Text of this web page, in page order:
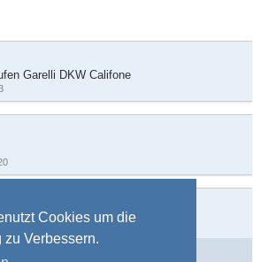
Cookies um die
zu Verbessern.
Garelli DKW Califone